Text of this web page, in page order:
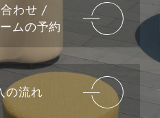
わせ /
ムの予約
の流れ